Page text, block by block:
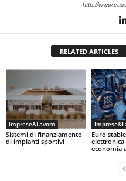
http://
RELATED ARTICLES
Imprese&Lavoro
Sistemi di finanziamento
di impianti sportivi
Euro
elettronica
economia